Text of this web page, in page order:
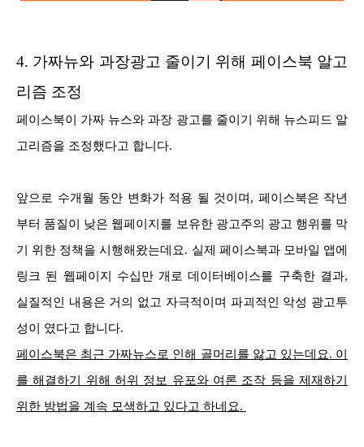
4. 가짜뉴와 과장광고 줄이기 위해 페이스북 알고
리즘 조정
페이스북이 가짜 뉴스와 과장 광고를 줄이기 위해 뉴스피드 알
고리즘을 조정했다고 합니다.
앞으로 수개월 동안 변화가 적용 될 것이며, 페이스북은 작년
부터 품질이 낮은 웹페이지를 보유한 광고주의 광고 행위를 막
기 위한 정책을 시행해왔는데요. 실제 페이스북과 모바일 앱에
링크 된 웹페이지 수십만 개로 데이터베이스를 구축한 결과,
실질적인 내용은 거의 없고 자극적이며 파괴적인 악성 광고투
성이 였다고 합니다.
페이스북은 최근 가짜뉴스로 인해 골머리를 앓고 있는데요. 이
를 해결하기 위해 허위 정보 유포와 여론 조작 등을 제재하기
위한 방법을 계속 모색하고 있다고 하네요.